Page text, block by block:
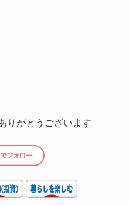
りがとうございます